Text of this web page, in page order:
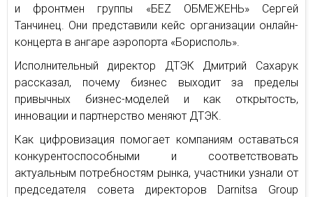
и фронтмен группы «БЕZ ОБМЕЖЕНЬ» Сергей
Танчинец. Они представили кейс организации онлайн-
концерта в ангаре аэропорта «Борисполь».
Исполнительный директор ДТЭК Дмитрий Сахарук
рассказал, почему бизнес выходит за пределы
привычных бизнес-моделей и как открытость,
инновации и партнерство меняют ДТЭК.
Как цифровизация помогает компаниям оставаться
конкурентоспособными и соответствовать
актуальным потребностям рынка, участники узнали от
председателя совета директоров Darnitsa Group